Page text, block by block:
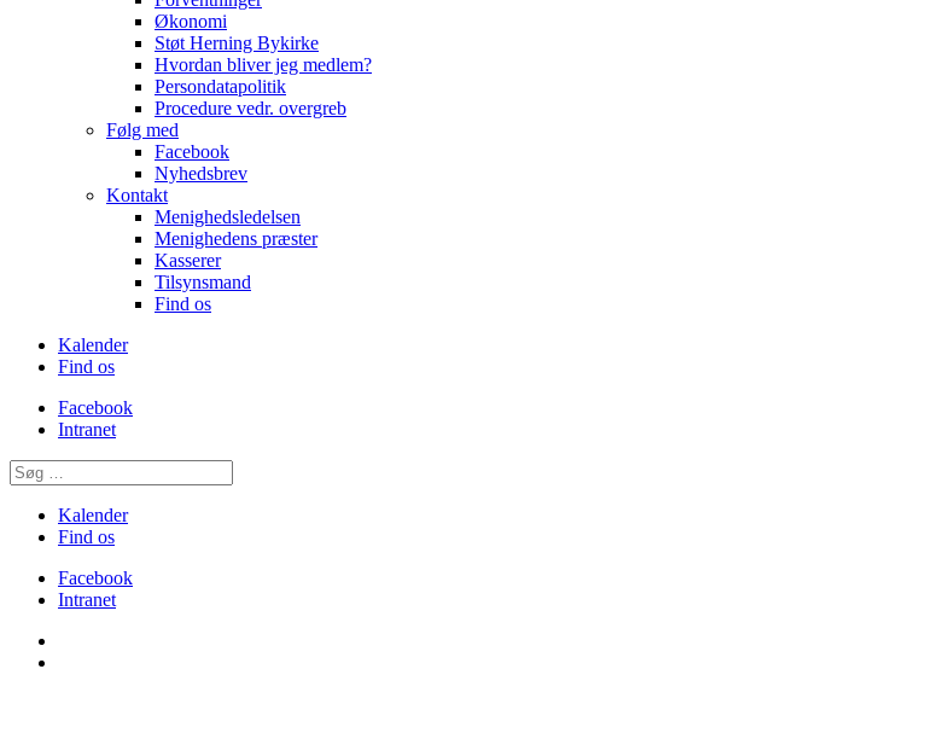
Økonomi
Støt Herning Bykirke
Hvordan bliver jeg medlem?
Persondatapolitik
Procedure vedr. overgreb
Følg med
Facebook
Nyhedsbrev
Kontakt
Menighedsledelsen
Menighedens præster
Kasserer
Tilsynsmand
Find os
Kalender
Find os
Facebook
Intranet
Kalender
Find os
Facebook
Intranet